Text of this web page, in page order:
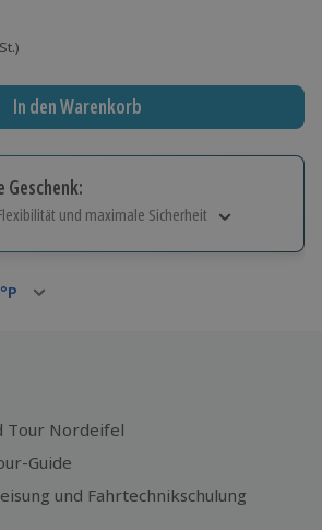
In den Warenkorb
und maximale Sicherheit
°P
Tour Nordeifel
Guide
und Fahrtechnikschulung